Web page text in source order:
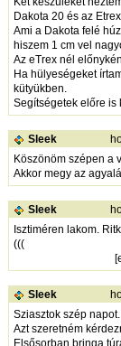
Dakota 20 és az
Ami a Dakota felé
hiszem 1 cm vel
Az eTrex nél
Ha hülyeségeket
kütyükben.
Segítségetek előre is
Sleek
Köszönöm szépen a
Akkor megy az
Sleek
Isztiméren lakom.
(((
[
Sleek
Sziasztok szép napot.
Azt szeretném
Elsősorban bringa